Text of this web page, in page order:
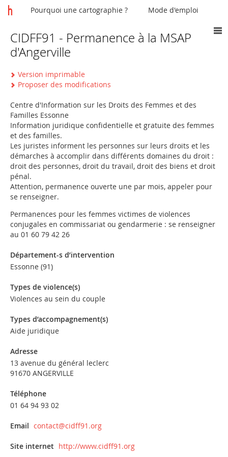
Vous
êtes
CIDFF91 - Permanence à la MSAP
d'Angerville
Version imprimable
Proposer des modifications
Centre d'Information sur les Droits des Femmes et des
Familles Essonne
Information juridique confidentielle et gratuite des femmes
et des familles.
Les juristes informent les personnes sur leurs droits et les
démarches à accomplir dans différents domaines du droit :
droit des personnes, droit du travail, droit des biens et droit
pénal.
Attention, permanence ouverte une par mois, appeler pour
se renseigner.
Permanences pour les femmes victimes de violences
conjugales en commissariat ou gendarmerie : se renseigner
au 01 60 79 42 26
Département-s d’intervention
Essonne (91)
Types de violence(s)
Violences au sein du couple
Types d’accompagnement(s)
Aide juridique
Adresse
13 avenue du général leclerc
91670 ANGERVILLE
Téléphone
01 64 94 93 02
Email contact@cidff91.org
Site internet http://www.cidff91.org
Pourquoi une cartographie ? Mode d'emploi